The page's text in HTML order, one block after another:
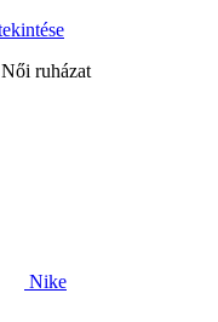
Női ruházat
Nike